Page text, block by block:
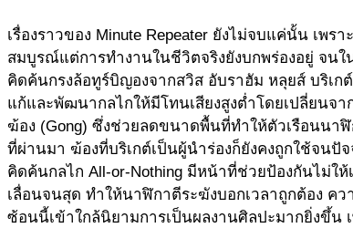
เรื่องราวของ Minute Repeater ยังไม่จบแค่นั้น เพ
สมบูรณ์แต่การทำงานในชีวิตจริงยังบกพร่องอยู่ จนใ
คิดค้นกรงล้อทูร์บิญองจากสวิส อับราฮัม หลุยส์ บริเกต์
แก้และพัฒนากลไกให้มีโทนเสียงสูงต่ำโดยเปลี่ยนจา
ฆ้อง (Gong) ซึ่งช่วยลดขนาดพื้นที่ทำให้ตัวเรือนนาฬิ
ที่ผ่านมา ฆ้องที่บริเกต์เป็นผู้นำร่องก็ยังคงถูกใช้จนปั
คิดค้นกลไก All-or-Nothing มีหน้าที่ช่วยป้องกันไม่ใ
เลื่อนจนสุด ทำให้นาฬิกาตีระฆังบอกเวลาถูกต้อง ค
ซ้อนนี้เข้าใกล้นิยามการเป็นผลงานศิลปะมากยิ่งขึ้น